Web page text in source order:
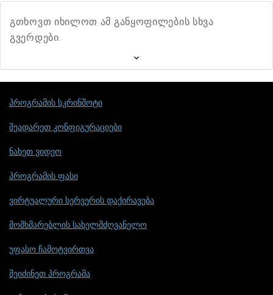
გთხოვთ იხილოთ ამ განყოფილების სხვა
გვერდები.
პროგრამის სკრინშოტი
შეადარეთ კონფიგურაციები
ნახეთ ვიდეო
პროგრამის ფასი
ვირტუალური სერვერის დაქირავება
მომხმარებლის სახელმძღვანელო
უფასო ჩამოტვირთვა
შეიძინეთ პროგრამა